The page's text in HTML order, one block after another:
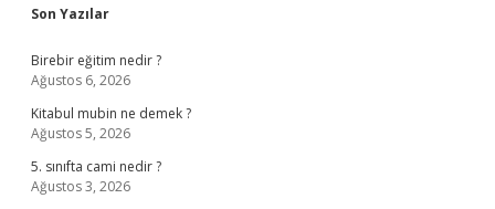
Sidebar
Son Yazılar
Birebir eğitim nedir ?
Ağustos 6, 2026
Kitabul mubin ne demek ?
Ağustos 5, 2026
5. sınıfta cami nedir ?
Ağustos 3, 2026